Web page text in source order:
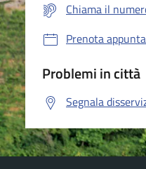
Chiama il
Prenota
Problemi in città
Segnala